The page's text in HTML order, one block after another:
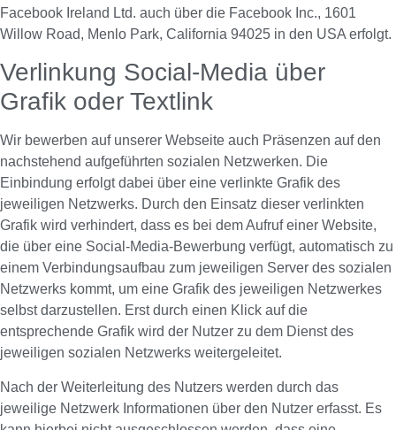
Facebook Ireland Ltd. auch über die Facebook Inc., 1601
Willow Road, Menlo Park, California 94025 in den USA erfolgt.
Verlinkung Social-Media über
Grafik oder Textlink
Wir bewerben auf unserer Webseite auch Präsenzen auf den
nachstehend aufgeführten sozialen Netzwerken. Die
Einbindung erfolgt dabei über eine verlinkte Grafik des
jeweiligen Netzwerks. Durch den Einsatz dieser verlinkten
Grafik wird verhindert, dass es bei dem Aufruf einer Website,
die über eine Social-Media-Bewerbung verfügt, automatisch zu
einem Verbindungsaufbau zum jeweiligen Server des sozialen
Netzwerks kommt, um eine Grafik des jeweiligen Netzwerkes
selbst darzustellen. Erst durch einen Klick auf die
entsprechende Grafik wird der Nutzer zu dem Dienst des
jeweiligen sozialen Netzwerks weitergeleitet.
Nach der Weiterleitung des Nutzers werden durch das
jeweilige Netzwerk Informationen über den Nutzer erfasst. Es